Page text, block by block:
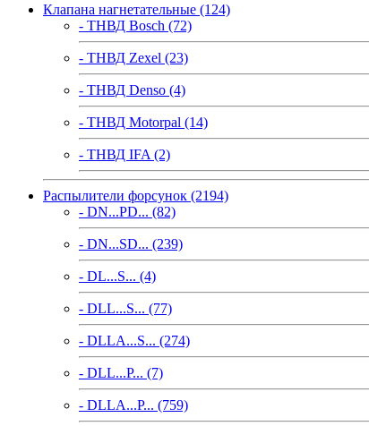
Клапана нагнетательные (124)
- ТНВД Bosch (72)
- ТНВД Zexel (23)
- ТНВД Denso (4)
- ТНВД Motorpal (14)
- ТНВД IFA (2)
Распылители форсунок (2194)
- DN...PD... (82)
- DN...SD... (239)
- DL...S... (4)
- DLL...S... (77)
- DLLA...S... (274)
- DLL...P... (7)
- DLLA...P... (759)